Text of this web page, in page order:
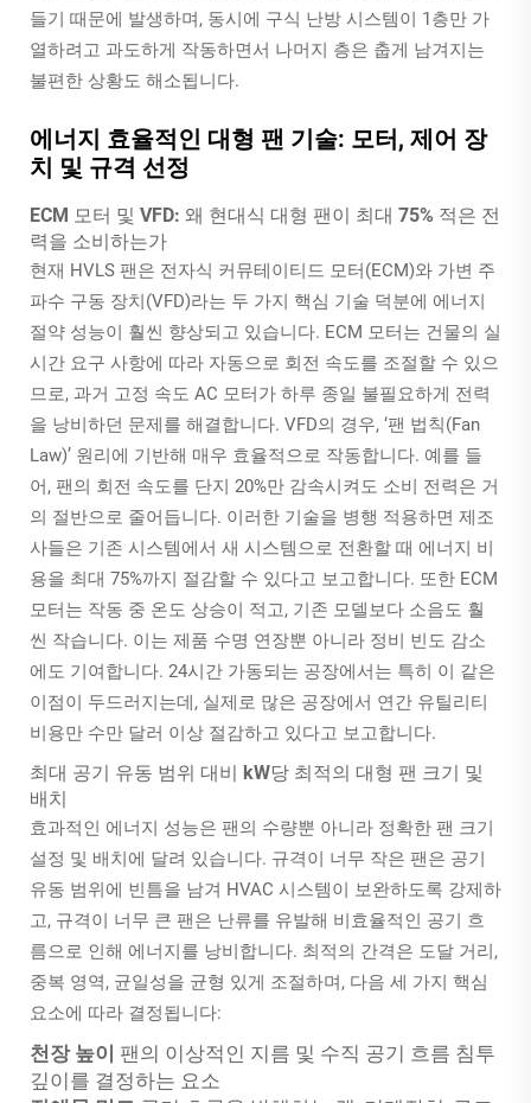
들기 때문에 발생하며, 동시에 구식 난방 시스템이 1층만 가
열하려고 과도하게 작동하면서 나머지 층은 춥게 남겨지는
불편한 상황도 해소됩니다.
에너지 효율적인 대형 팬 기술: 모터, 제어 장
치 및 규격 선정
ECM 모터 및 VFD: 왜 현대식 대형 팬이 최대 75% 적은 전
력을 소비하는가
현재 HVLS 팬은 전자식 커뮤테이티드 모터(ECM)와 가변 주
파수 구동 장치(VFD)라는 두 가지 핵심 기술 덕분에 에너지
절약 성능이 훨씬 향상되고 있습니다. ECM 모터는 건물의 실
시간 요구 사항에 따라 자동으로 회전 속도를 조절할 수 있으
므로, 과거 고정 속도 AC 모터가 하루 종일 불필요하게 전력
을 낭비하던 문제를 해결합니다. VFD의 경우, ‘팬 법칙(Fan
Law)’ 원리에 기반해 매우 효율적으로 작동합니다. 예를 들
어, 팬의 회전 속도를 단지 20%만 감속시켜도 소비 전력은 거
의 절반으로 줄어듭니다. 이러한 기술을 병행 적용하면 제조
사들은 기존 시스템에서 새 시스템으로 전환할 때 에너지 비
용을 최대 75%까지 절감할 수 있다고 보고합니다. 또한 ECM
모터는 작동 중 온도 상승이 적고, 기존 모델보다 소음도 훨
씬 작습니다. 이는 제품 수명 연장뿐 아니라 정비 빈도 감소
에도 기여합니다. 24시간 가동되는 공장에서는 특히 이 같은
이점이 두드러지는데, 실제로 많은 공장에서 연간 유틸리티
비용만 수만 달러 이상 절감하고 있다고 보고합니다.
최대 공기 유동 범위 대비 kW당 최적의 대형 팬 크기 및
배치
효과적인 에너지 성능은 팬의 수량뿐 아니라 정확한 팬 크기
설정 및 배치에 달려 있습니다. 규격이 너무 작은 팬은 공기
유동 범위에 빈틈을 남겨 HVAC 시스템이 보완하도록 강제하
고, 규격이 너무 큰 팬은 난류를 유발해 비효율적인 공기 흐
름으로 인해 에너지를 낭비합니다. 최적의 간격은 도달 거리,
중복 영역, 균일성을 균형 있게 조절하며, 다음 세 가지 핵심
요소에 따라 결정됩니다:
천장 높이 팬의 이상적인 지름 및 수직 공기 흐름 침투
깊이를 결정하는 요소